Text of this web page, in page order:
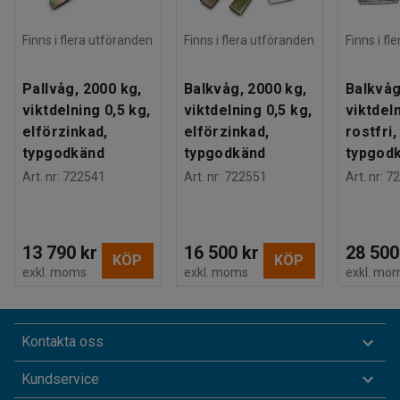
Finns i flera utföranden
Pallvåg, 2000 kg,
viktdelning 0,5 kg,
elförzinkad,
typgodkänd
Art. nr: 722541
13 790 kr
exkl. moms
KÖP
Finns i flera utföranden
Balkvåg, 2000 kg,
viktdelning 0,5 kg,
elförzinkad,
typgodkänd
Art. nr: 722551
16 500 kr
exkl. moms
KÖP
Finns i
rostfri,
Art. nr:
28
exkl.
Kontakta oss
Kundservice